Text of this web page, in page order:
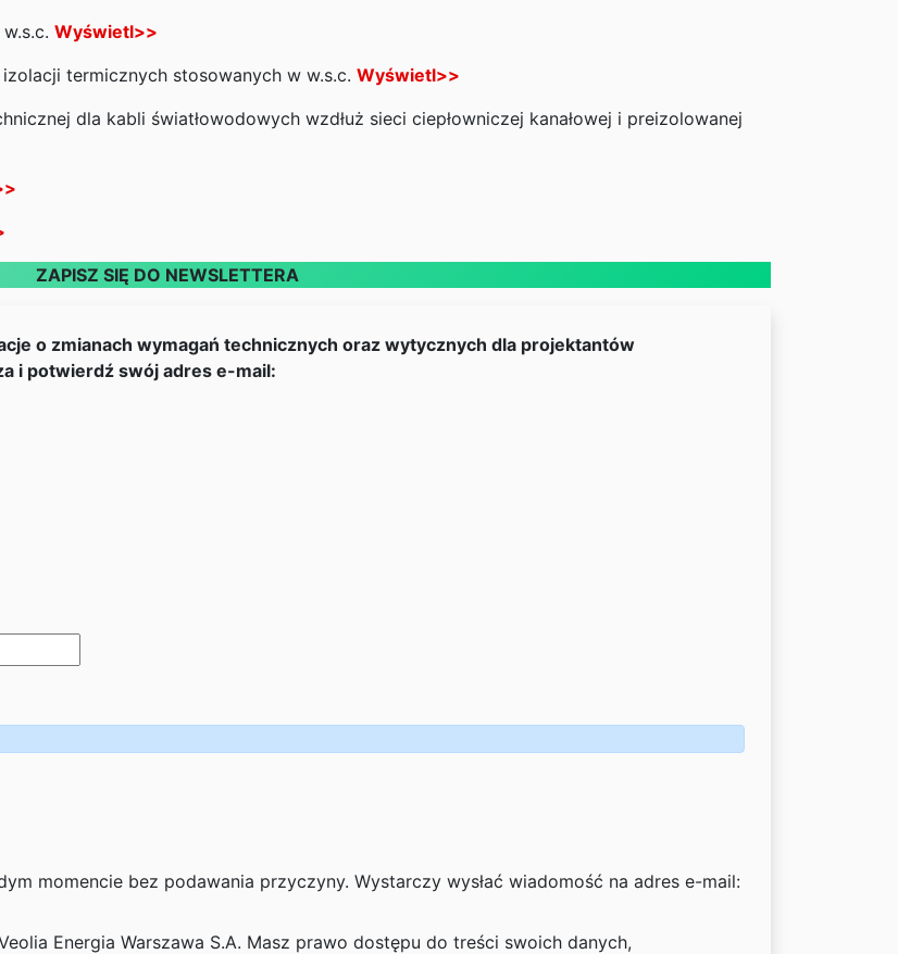
Wyświetl>>
termicznych stosowanych w w.s.c. Wyświetl>>
dla kabli światłowodowych wzdłuż sieci ciepłowniczej kanałowej i preizolowanej
ZAPISZ SIĘ DO NEWSLETTERA
o zmianach wymagań technicznych oraz wytycznych dla projektantów
i potwierdź swój adres e-mail:
momencie bez podawania przyczyny. Wystarczy wysłać wiadomość na adres e-mail:
Energia Warszawa S.A. Masz prawo dostępu do treści swoich danych,